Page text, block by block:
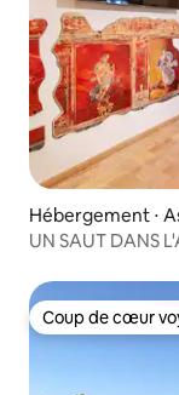
Hébergement ⋅
UN SAUT DANS
Coup de cœur
Coup de cœur